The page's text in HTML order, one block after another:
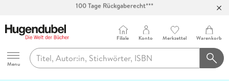
Abholung in über 100 Filialen
Hugendubel
Menu
Filiale Konto Merkzettel Warenkorb